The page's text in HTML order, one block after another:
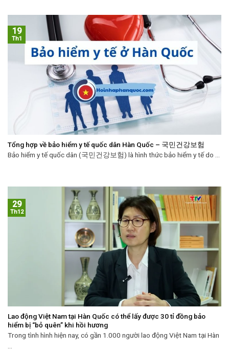
Tổng hợp về bảo hiểm y tế quốc dân Hàn Quốc – 국민건강보험
Bảo hiểm y tế quốc dân (국민건강보험) là hình thức bảo hiểm y tế do ...
19
Th1
Lao động Việt Nam tại Hàn Quốc có thể lấy được 30 tỉ đồng bảo
hiểm bị “bỏ quên” khi hồi hương
Trong tình hình hiện nay, có gần 1.000 người lao động Việt Nam tại Hàn
...
29
Th12